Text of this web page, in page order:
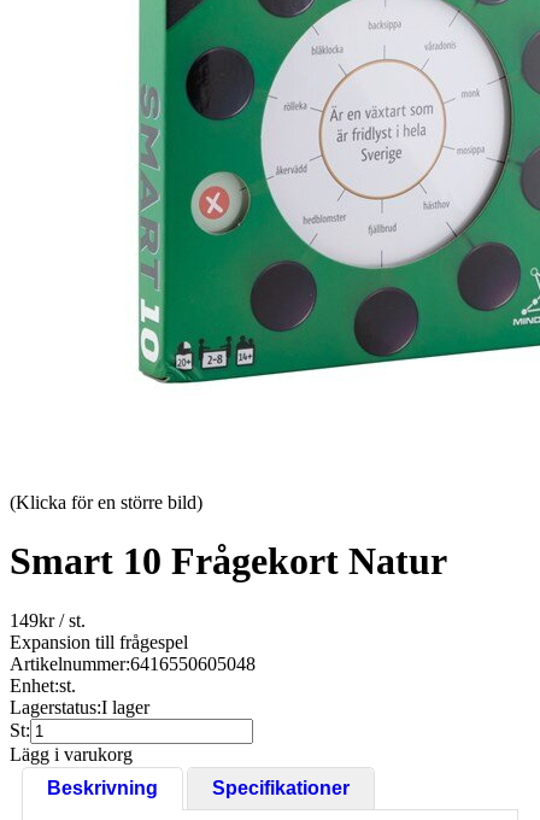
(Klicka för en större bild)
Smart 10 Frågekort Natur
149kr/ st.
Expansion till frågespel
Artikelnummer:6416550605048
Enhet:st.
Lagerstatus:I lager
St:
Lägg i varukorg
Beskrivning
Specifikationer